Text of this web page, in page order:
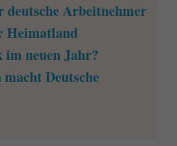
Arbeitnehmer
Heimatland
im neuen Jahr?
Deutsche